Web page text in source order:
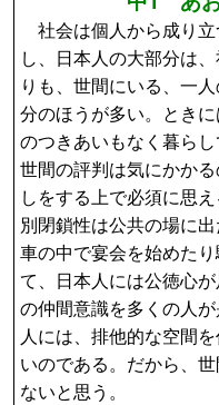
社会は個人から成り
し、日本人の大部分は
りも、世間にいる、一
分のほうが多い。とき
のつきあいもなく暮ら
世間の評判は気にかか
しをする上で必須に思
別閉鎖性は公共の場に
車の中で宴会を始めた
て、日本人には公徳心
の仲間意識を多くの人
人には、排他的な空間
いのである。だから、
ないと思う。